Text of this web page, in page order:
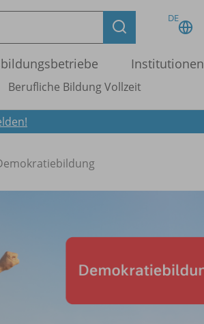
DE
Institutionen
Berufliche Bildung Vollzeit